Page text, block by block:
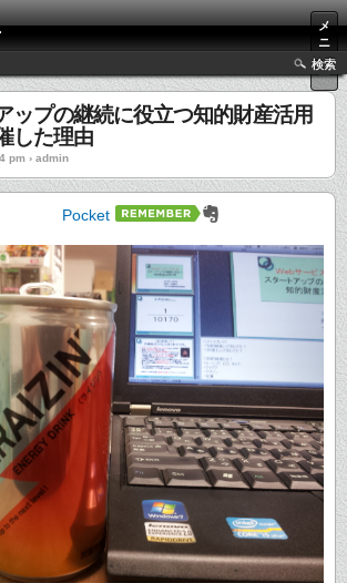
メ
ニ
ュ
ー
検索
ップの継続に役立つ知的財産活用
した理由
pm › admin
Pocket